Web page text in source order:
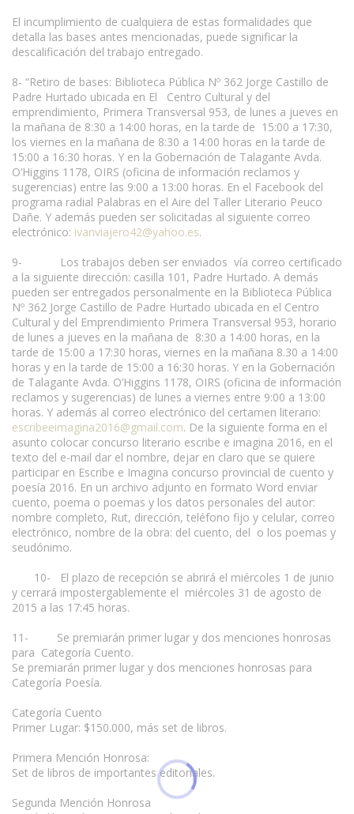
El incumplimiento de cualquiera de estas formalidades que
detalla las bases antes mencionadas, puede significar la
descalificación del trabajo entregado.
8- “Retiro de bases: Biblioteca Pública Nº 362 Jorge Castillo de
Padre Hurtado ubicada en El Centro Cultural y del
emprendimiento, Primera Transversal 953, de lunes a jueves en
la mañana de 8:30 a 14:00 horas, en la tarde de 15:00 a 17:30,
los viernes en la mañana de 8:30 a 14:00 horas en la tarde de
15:00 a 16:30 horas. Y en la Gobernación de Talagante Avda.
O’Higgins 1178, OIRS (oficina de información reclamos y
sugerencias) entre las 9:00 a 13:00 horas. En el Facebook del
programa radial Palabras en el Aire del Taller Literario Peuco
Dañe. Y además pueden ser solicitadas al siguiente correo
electrónico: ivanviajero42@yahoo.es.
9- Los trabajos deben ser enviados vía correo certificado
a la siguiente dirección: casilla 101, Padre Hurtado. A demás
pueden ser entregados personalmente en la Biblioteca Pública
Nº 362 Jorge Castillo de Padre Hurtado ubicada en el Centro
Cultural y del Emprendimiento Primera Transversal 953, horario
de lunes a jueves en la mañana de 8:30 a 14:00 horas, en la
tarde de 15:00 a 17:30 horas, viernes en la mañana 8.30 a 14:00
horas y en la tarde de 15:00 a 16:30 horas. Y en la Gobernación
de Talagante Avda. O’Higgins 1178, OIRS (oficina de información
reclamos y sugerencias) de lunes a viernes entre 9:00 a 13:00
horas. Y además al correo electrónico del certamen literario:
escribeeimagina2016@gmail.com. De la siguiente forma en el
asunto colocar concurso literario escribe e imagina 2016, en el
texto del e-mail dar el nombre, dejar en claro que se quiere
participar en Escribe e Imagina concurso provincial de cuento y
poesía 2016. En un archivo adjunto en formato Word enviar
cuento, poema o poemas y los datos personales del autor:
nombre completo, Rut, dirección, teléfono fijo y celular, correo
electrónico, nombre de la obra: del cuento, del o los poemas y
seudónimo.
10- El plazo de recepción se abrirá el miércoles 1 de junio
y cerrará impostergablemente el miércoles 31 de agosto de
2015 a las 17:45 horas.
11- Se premiarán primer lugar y dos menciones honrosas
para Categoría Cuento.
Se premiarán primer lugar y dos menciones honrosas para
Categoría Poesía.
Categoría Cuento
Primer Lugar: $150.000, más set de libros.
Primera Mención Honrosa:
Set de libros de importantes editoriales.
Segunda Mención Honrosa